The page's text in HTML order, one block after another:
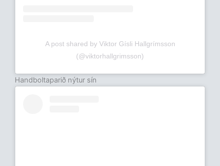
A post shared by Viktor Gísli Hallgrímsson
(@viktorhallgrimsson)
Handboltaparið nýtur sín